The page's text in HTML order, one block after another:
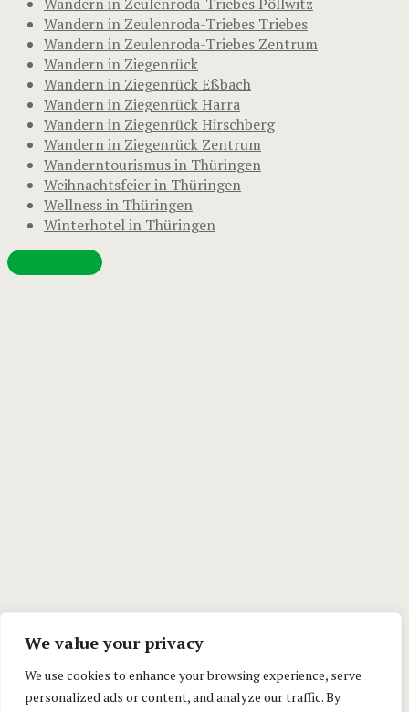
We value your privacy
We use cookies to enhance your browsing experience, serve
personalized ads or content, and analyze our traffic. By
Wandern in Zeulenroda-Triebes Triebes
Wandern in Zeulenroda-Triebes Zentrum
Wandern in Ziegenrück
Wandern in Ziegenrück Eßbach
Wandern in Ziegenrück Harra
Wandern in Ziegenrück Hirschberg
Wandern in Ziegenrück Zentrum
Wanderntourismus in Thüringen
Weihnachtsfeier in Thüringen
Wellness in Thüringen
Winterhotel in Thüringen